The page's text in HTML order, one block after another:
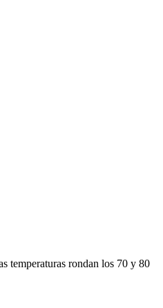
temperaturas rondan los 70 y 80